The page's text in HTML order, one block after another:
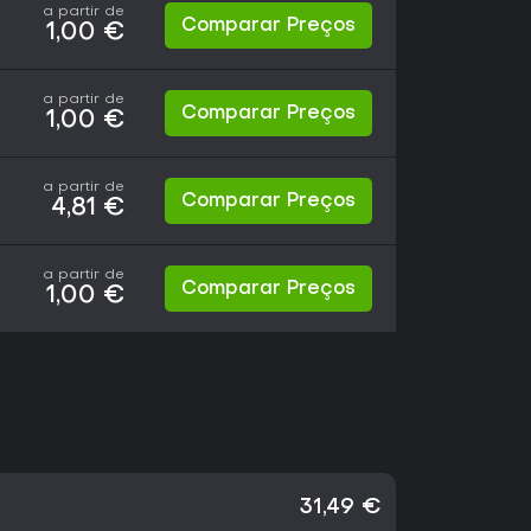
a partir de
1,00 € Comparar Preços
a partir de
1,00 € Comparar Preços
a partir de
4,81 € Comparar Preços
a partir de
1,00 € Comparar Preços
31,49 €